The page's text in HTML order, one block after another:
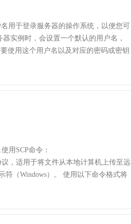
用于登录服务器的操作系统，以便您可
实例时，会设置一个默认的用户名，
使用这个用户名以及对应的密码或密钥
用SCP命令：
议，适用于将文件从本地计算机上传至远
符（Windows）。 使用以下命令格式将